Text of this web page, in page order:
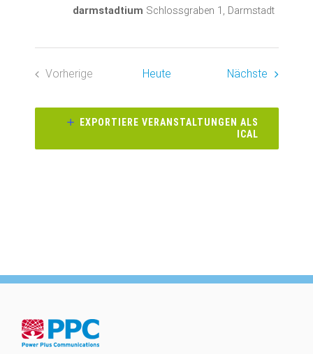
darmstadtium Schlossgraben 1, Darmstadt
Vorherige
Heute Nächste
EXPORTIERE VERANSTALTUNGEN ALS
ICAL